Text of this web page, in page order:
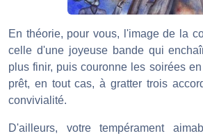
En théorie, pour vous, l'image de la
celle d'une joyeuse bande qui
plus finir, puis couronne les soirées
prêt, en tout cas, à gratter trois
convivialité.
D'ailleurs, votre tempérament